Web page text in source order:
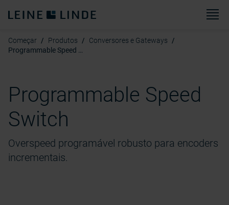
Começar Produtos
Conversores e Gateways
Programmable Speed Switch
Programmable Speed
Switch
Overspeed programável robusto para encoders
incrementais.